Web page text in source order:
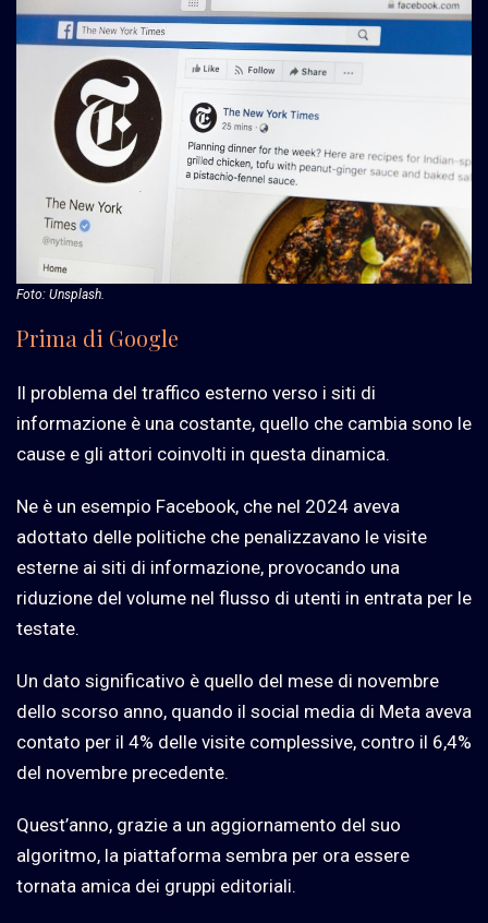
Foto: Unsplash.
Prima di Google
Il problema del traffico esterno verso i siti di
informazione è una costante, quello che cambia sono le
cause e gli attori coinvolti in questa dinamica.
Ne è un esempio Facebook, che nel 2024 aveva
adottato delle politiche che penalizzavano le visite
esterne ai siti di informazione, provocando una
riduzione del volume nel flusso di utenti in entrata per le
testate.
Un dato significativo è quello del mese di novembre
dello scorso anno, quando il social media di Meta aveva
contato per il 4% delle visite complessive, contro il 6,4%
del novembre precedente.
Quest’anno, grazie a un aggiornamento del suo
algoritmo, la piattaforma sembra per ora essere
tornata amica dei gruppi editoriali.